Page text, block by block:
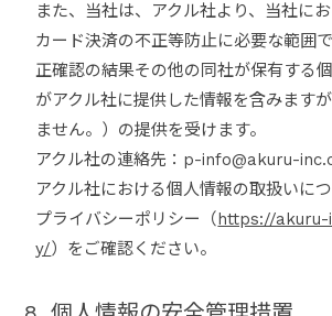
また、当社は、アクル社より、当社に
カード決済の不正等防止に必要な範囲
正確認の結果その他の同社が保有する
がアクル社に提供した情報を含みます
ません。）の提供を受けます。
アクル社の連絡先：p-info@akuru-
アクル社における個人情報の取扱いに
プライバシーポリシー（https://
y/）をご確認ください。